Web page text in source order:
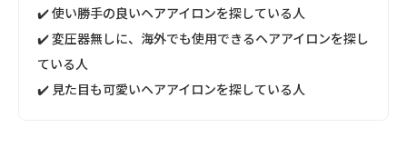
✔️ 使い勝手の良いヘアアイロンを探している人
✔️ 変圧器無しに、海外でも使用できるヘアアイロンを探し
ている人
✔️ 見た目も可愛いヘアアイロンを探している人